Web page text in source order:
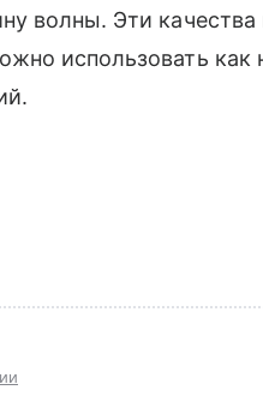
волны. Эти качества
использовать как